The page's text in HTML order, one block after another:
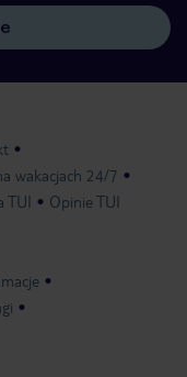
wakacjach 24/7
TUI Opinie TUI